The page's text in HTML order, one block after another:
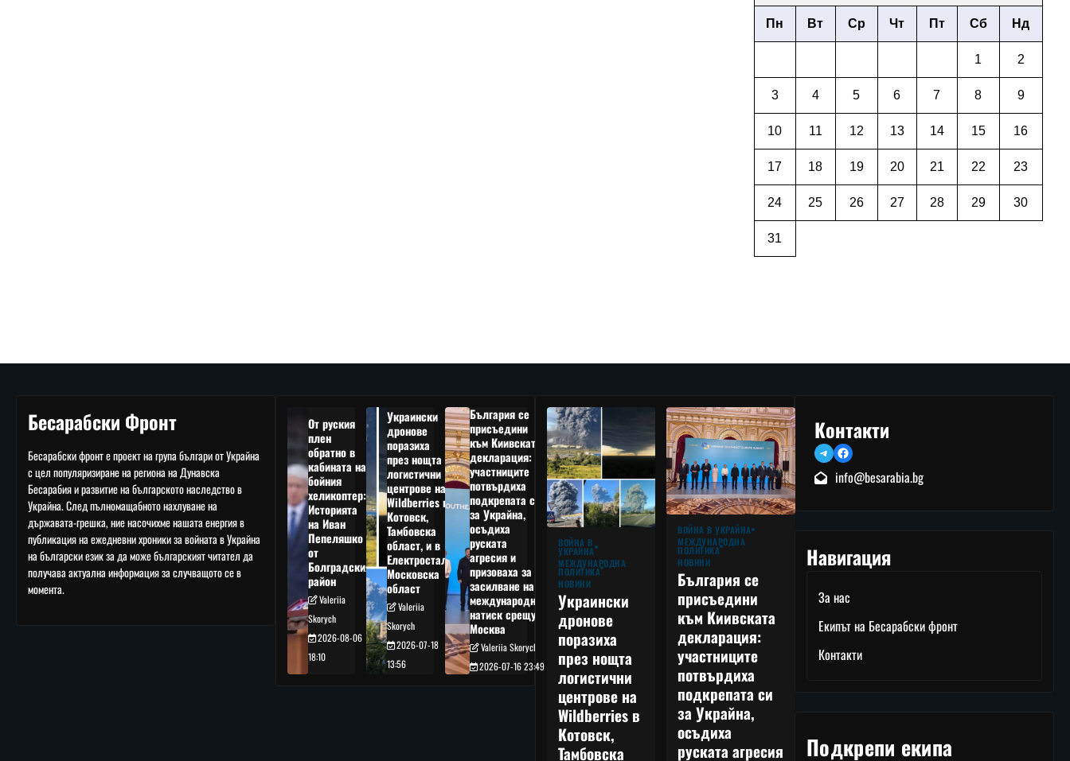
Пн Вт Ср Чт Пт Сб Нд
1 2
3 4 5 6 7 8 9
10 11 12 13 14 15 16
17 18 19 20 21 22 23
24 25 26 27 28 29 30
31
Бесарабски Фронт
Бесарабски фронт е проект на група българи от Украйна
с цел популяризиране на региона на Дунавска
Бесарабия и развитие на българското наследство в
Украйна. След пълномащабното нахлуване на
държавата-грешка, ние насочихме нашата енергия в
публикация на ежедневни хроники за войната в Украйна
на български език за да може българският читател да
получава актуална информация за случващото се в
момента.
От руския
плен
обратно в
кабината на
бойния
хеликоптер:
Историята
на Иван
Пепеляшко
от
Болградския
район
Valeriia
Skorych
2026-08-06
18:10
Украински
дронове
поразиха
през нощта
логистични
центрове на
Wildberries в
Котовск,
Тамбовска
област, и в
Електростал,
Московска
област
Valeriia
Skorych
2026-07-18
13:56
България се
присъедини
към Киивската
декларация:
участниците
потвърдиха
подкрепата си
за Украйна,
осъдиха
руската
агресия и
призоваха за
засилване на
международния
натиск срещу
Москва
Valeriia Skorych
2026-07-16 23:49
ВОЙНА В
УКРАЙНА
МЕЖДУНАРОДНА
ПОЛИТИКА
НОВИНИ
Украински
дронове
поразиха
през нощта
логистични
центрове на
Wildberries в
Котовск,
Тамбовска
ВОЙНА В УКРАЙНА
МЕЖДУНАРОДНА
ПОЛИТИКА
НОВИНИ
България се
присъедини
към Киивската
декларация:
участниците
потвърдиха
подкрепата си
за Украйна,
осъдиха
руската агресия
Контакти
TelegramFacebook
info@besarabia.bg
Навигация
За нас
Екипът на Бесарабски фронт
Контакти
Подкрепи екипа